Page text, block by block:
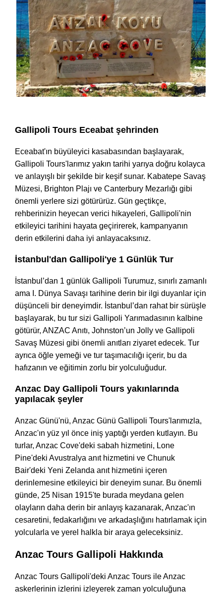
Gallipoli Tours Eceabat şehrinden
Eceabat'ın büyüleyici kasabasından başlayarak,
Gallipoli Tours'larımız yakın tarihi yarıya doğru kolayca
ve anlayışlı bir şekilde bir keşif sunar. Kabatepe Savaş
Müzesi, Brighton Plajı ve Canterbury Mezarlığı gibi
önemli yerlere sizi götürürüz. Gün geçtikçe,
rehberinizin heyecan verici hikayeleri, Gallipoli'nin
etkileyici tarihini hayata geçirirerek, kampanyanın
derin etkilerini daha iyi anlayacaksınız.
İstanbul'dan Gallipoli'ye 1 Günlük Tur
İstanbul’dan 1 günlük Gallipoli Turumuz, sınırlı zamanlı
ama I. Dünya Savaşı tarihine derin bir ilgi duyanlar için
düşünceli bir deneyimdir. İstanbul’dan rahat bir sürüşle
başlayarak, bu tur sizi Gallipoli Yarımadasının kalbine
götürür, ANZAC Anıtı, Johnston’un Jolly ve Gallipoli
Savaş Müzesi gibi önemli anıtları ziyaret edecek. Tur
ayrıca öğle yemeği ve tur taşımacılığı içerir, bu da
hafızanın ve eğitimin zorlu bir yolculuğudur.
Anzac Day Gallipoli Tours yakınlarında
yapılacak şeyler
Anzac Günü'nü, Anzac Günü Gallipoli Tours'larımızla,
Anzac'ın yüz yıl önce iniş yaptığı yerden kutlayın. Bu
turlar, Anzac Cove'deki sabah hizmetini, Lone
Pine'deki Avustralya anıt hizmetini ve Chunuk
Bair'deki Yeni Zelanda anıt hizmetini içeren
derinlemesine etkileyici bir deneyim sunar. Bu önemli
günde, 25 Nisan 1915'te burada meydana gelen
olayların daha derin bir anlayış kazanarak, Anzac'ın
cesaretini, fedakarlığını ve arkadaşlığını hatırlamak için
yolcularla ve yerel halkla bir araya geleceksiniz.
Anzac Tours Gallipoli Hakkında
Anzac Tours Gallipoli'deki Anzac Tours ile Anzac
askerlerinin izlerini izleyerek zaman yolculuğuna